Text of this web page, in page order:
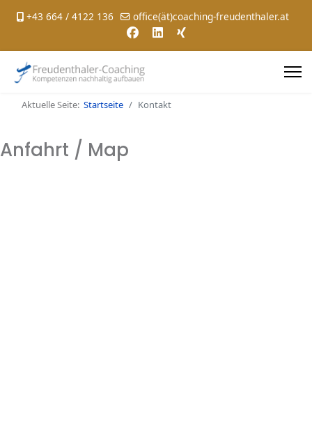
+43 664 / 4122 136 office(ät)coaching-freudenthaler.at
Aktuelle Seite: Startseite Kontakt
Anfahrt / Map